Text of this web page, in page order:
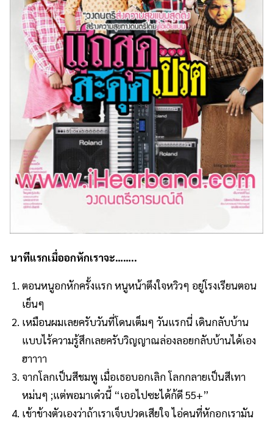
นาทีแรกเมื่ออกหักเราจะ……..
ตอนหนูอกหักครั้งแรก หนูหน้าตึงใจหวิวๆ อยู่โรงเรียนตอน
เย็นๆ
เหมือนผมเลยครับวันที่โดนเต็มๆ วันแรกนี่ เดินกลับบ้าน
แบบไร้ความรู้สึกเลยครับวิญญาณล่องลอยกลับบ้านได้เอง
ฮาาาา
จากโลกเป็นสีชมพู เมื่อเธอบอกเลิก โลกกลายเป็นสีเทา
หม่นๆ ;แต่พอมาเด๋วนี้ “เออไปซะได้ก้ดี 55+”
เข้าข้างตัวเองว่าถ้าเราเจ็บปวดเสียใจ ไอ่คนที่หักอกเรามัน